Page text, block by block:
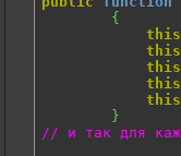
{
this
this
this
this
this
}
// и так для